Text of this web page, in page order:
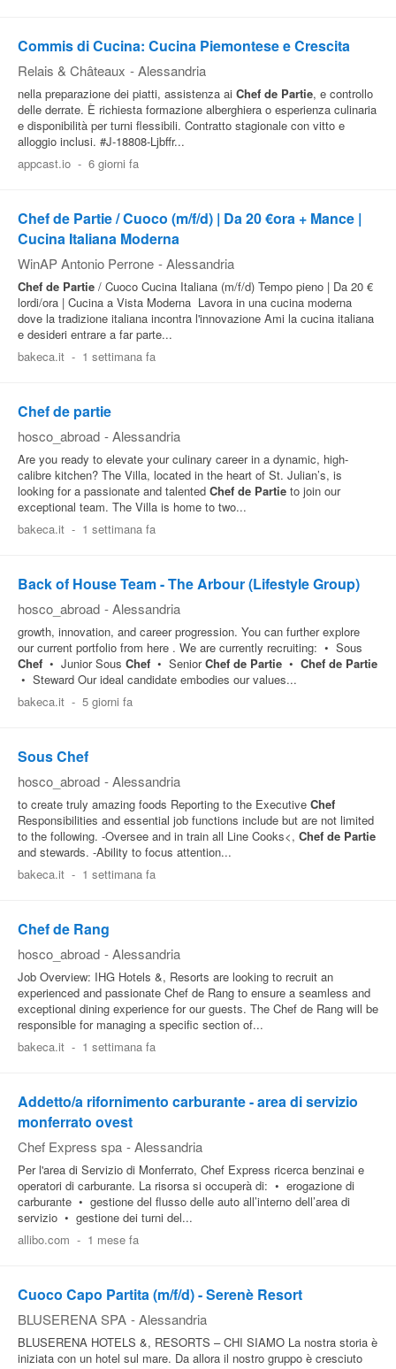
Commis di Cucina: Cucina Piemontese e Crescita
Relais & Châteaux - Alessandria
nella preparazione dei piatti, assistenza ai Chef de Partie, e controllo
delle derrate. È richiesta formazione alberghiera o esperienza culinaria
e disponibilità per turni flessibili. Contratto stagionale con vitto e
alloggio inclusi. #J-18808-Ljbffr...
appcast.io - 6 giorni fa
Chef de Partie / Cuoco (m/f/d) | Da 20 €ora + Mance |
Cucina Italiana Moderna
WinAP Antonio Perrone - Alessandria
Chef de Partie / Cuoco Cucina Italiana (m/f/d) Tempo pieno | Da 20 €
lordi/ora | Cucina a Vista Moderna ‍ Lavora in una cucina moderna
dove la tradizione italiana incontra l'innovazione Ami la cucina italiana
e desideri entrare a far parte...
bakeca.it - 1 settimana fa
Chef de partie
hosco_abroad - Alessandria
Are you ready to elevate your culinary career in a dynamic, high-
calibre kitchen? The Villa, located in the heart of St. Julian’s, is
looking for a passionate and talented Chef de Partie to join our
exceptional team. The Villa is home to two...
bakeca.it - 1 settimana fa
Back of House Team - The Arbour (Lifestyle Group)
hosco_abroad - Alessandria
growth, innovation, and career progression. You can further explore
our current portfolio from here . We are currently recruiting: • Sous
Chef • Junior Sous Chef • SeniorChef de Partie • Chef de Partie
• Steward Our ideal candidate embodies our values...
bakeca.it - 5 giorni fa
Sous Chef
hosco_abroad - Alessandria
to create truly amazing foods Reporting to the Executive Chef
Responsibilities and essential job functions include but are not limited
to the following. -Oversee and in train all Line Cooks<, Chef de Partie
and stewards. -Ability to focus attention...
bakeca.it - 1 settimana fa
Chef de Rang
hosco_abroad - Alessandria
Job Overview: IHG Hotels &, Resorts are looking to recruit an
experienced and passionate Chef de Rang to ensure a seamless and
exceptional dining experience for our guests. The Chef de Rang will be
responsible for managing a specific section of...
bakeca.it - 1 settimana fa
Addetto/a rifornimento carburante - area di servizio
monferrato ovest
Chef Express spa - Alessandria
Per l'area di Servizio di Monferrato, Chef Express ricerca benzinai e
operatori di carburante. La risorsa si occuperà di: • erogazione di
carburante • gestione del flusso delle auto all’interno dell’area di
servizio • gestione dei turni del...
allibo.com - 1 mese fa
Cuoco Capo Partita (m/f/d) - Serenè Resort
BLUSERENA SPA - Alessandria
BLUSERENA HOTELS &, RESORTS – CHI SIAMO La nostra storia è
iniziata con un hotel sul mare. Da allora il nostro gruppo è cresciuto